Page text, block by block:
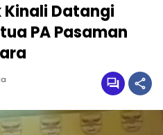
Kinali Datangi
PA Pasaman